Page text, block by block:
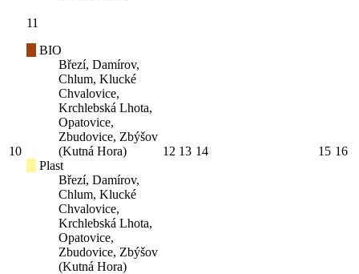
10
11
BIO
Březí, Damírov,
Chlum, Klucké
Chvalovice,
Krchlebská Lhota,
Opatovice,
Zbudovice, Zbýšov
(Kutná Hora)
Plast
Březí, Damírov,
Chlum, Klucké
Chvalovice,
Krchlebská Lhota,
Opatovice,
Zbudovice, Zbýšov
(Kutná Hora)
12 13 14 15 16